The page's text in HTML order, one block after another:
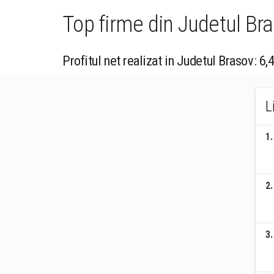
Top firme din Judetul
Profitul net realizat in Judetul Brasov:
1.
2.
3.